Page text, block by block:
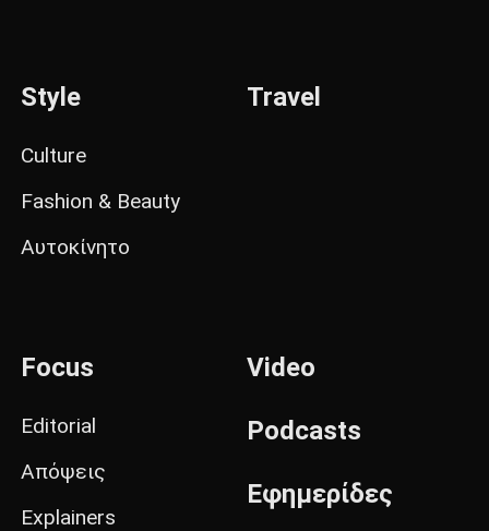
Style
Culture
Fashion & Beauty
Αυτοκίνητο
Travel
Focus
Editorial
Απόψεις
Explainers
Video
Podcasts
Εφημερίδες